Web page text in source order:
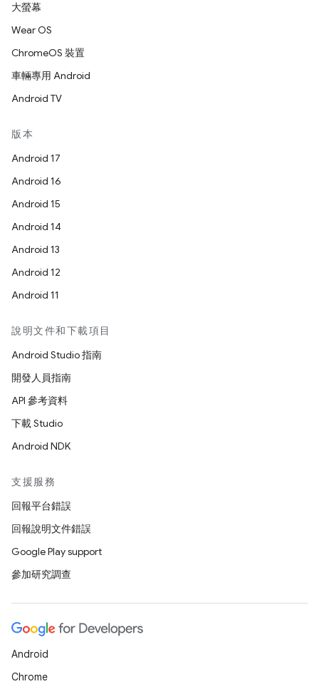
大螢幕
Wear OS
ChromeOS 裝置
車輛專用 Android
Android TV
版本
Android 17
Android 16
Android 15
Android 14
Android 13
Android 12
Android 11
說明文件和下載項目
Android Studio 指南
開發人員指南
API 參考資料
下載 Studio
Android NDK
支援服務
回報平台錯誤
回報說明文件錯誤
Google Play support
參加研究調查
Android
Chrome